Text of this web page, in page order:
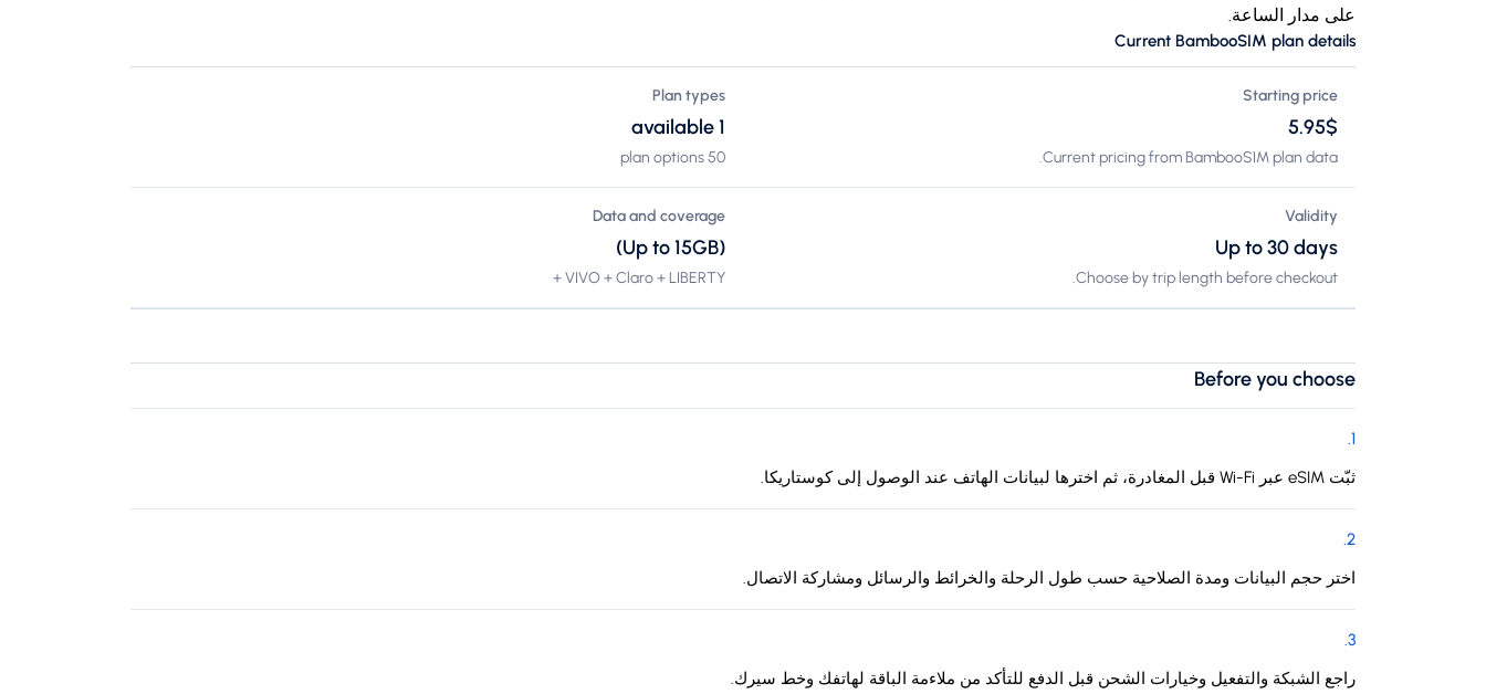
على مدار الساعة.
Current BambooSIM plan details
Starting price
$‏5.95
Current pricing from BambooSIM plan data.
Plan types
1 available
50 plan options
Validity
Up to 30 days
Choose by trip length before checkout.
Data and coverage
(Up to 15GB)
VIVO + Claro + LIBERTY +
Before you choose
1
.
ثبّت eSIM عبر Wi-Fi قبل المغادرة، ثم اخترها لبيانات الهاتف عند الوصول إلى كوستاريكا.
2
.
اختر حجم البيانات ومدة الصلاحية حسب طول الرحلة والخرائط والرسائل ومشاركة الاتصال.
3
.
راجع الشبكة والتفعيل وخيارات الشحن قبل الدفع للتأكد من ملاءمة الباقة لهاتفك وخط سيرك.